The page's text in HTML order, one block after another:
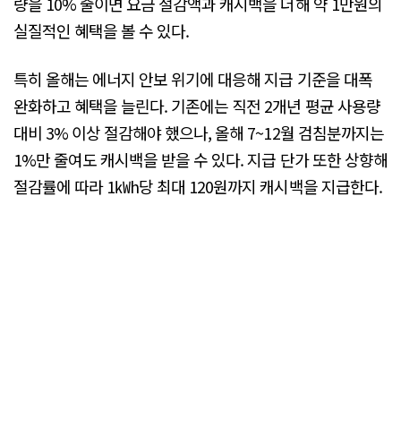
실질적인 혜택을 볼 수 있다.
특히 올해는 에너지 안보 위기에 대응해 지급 기준을 대폭
완화하고 혜택을 늘린다. 기존에는 직전 2개년 평균 사용량
대비 3% 이상 절감해야 했으나, 올해 7~12월 검침분까지는
1%만 줄여도 캐시백을 받을 수 있다. 지급 단가 또한 상향해
절감률에 따라 1㎾h당 최대 120원까지 캐시백을 지급한다.